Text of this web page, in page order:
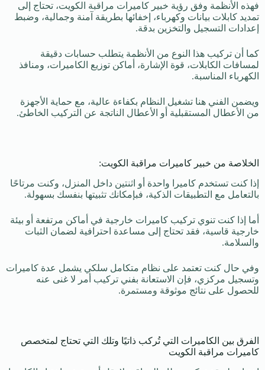
فهذه الأنظمة وفق رؤية خبير كاميرات مراقبة الكويت، تحتاج إلى
تمديد كابلات بيانات وكهرباء، إخفائها بطريقة آمنة وجمالية، وضبط
إعدادات التسجيل والتخزين بدقة.
كما أن تركيب هذا النوع من الأنظمة يتطلب حسابات دقيقة
لمسافات الكابلات، قوة الإشارة، أماكن توزيع الكاميرات، ومنافذ
الكهرباء المناسبة.
ويضمن الفني هنا تشغيل النظام بكفاءة عالية، مع حماية الأجهزة
من الأعطال المستقبلية أو الأعطال الناتجة عن التركيب الخاطئ.
الخلاصة من خبير كاميرات مراقبة الكويت:
إذا كنت تستخدم كاميرا واحدة أو اثنتين داخل المنزل، وكنت مرتاحًا
بالتعامل مع التطبيقات الذكية، فبإمكانك تثبيتها بنفسك بسهولة.
أما إذا كنت تنوي تركيب كاميرات خارجية في أماكن مرتفعة أو بيئة
خارجية قاسية، فقد تحتاج إلى مساعدة احترافية لضمان الثبات
والسلامة.
وفي حال كنت تعتمد على نظام متكامل سلكي يشمل عدة كاميرات
وتسجيل مركزي، فإن الاستعانة بفني تركيب أمر لا غنى عنه
للحصول على نتائج موثوقة ومستمرة.
الفرق بين الكاميرات التي تُركب ذاتيًا وتلك التي تحتاج لمتخصص
كاميرات مراقبة الكويت